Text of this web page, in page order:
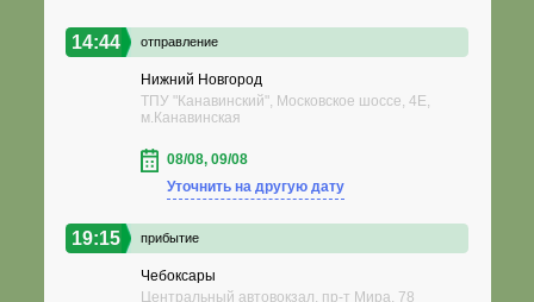
14:44 отправление
Нижний Новгород
ТПУ "Канавинский", Московское шоссе, 4Е,
м.Канавинская
08/08, 09/08
Уточнить на другую дату
19:15 прибытие
Чебоксары
Центральный автовокзал, пр-т Мира, 78